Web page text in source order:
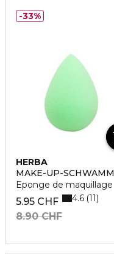
HERBA
MAKE-UP-SCHWAMM
Eponge de maquillage
5.95 CHF
8.90 CHF
4.6 11
33%